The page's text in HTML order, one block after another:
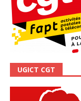
UGICT CGT